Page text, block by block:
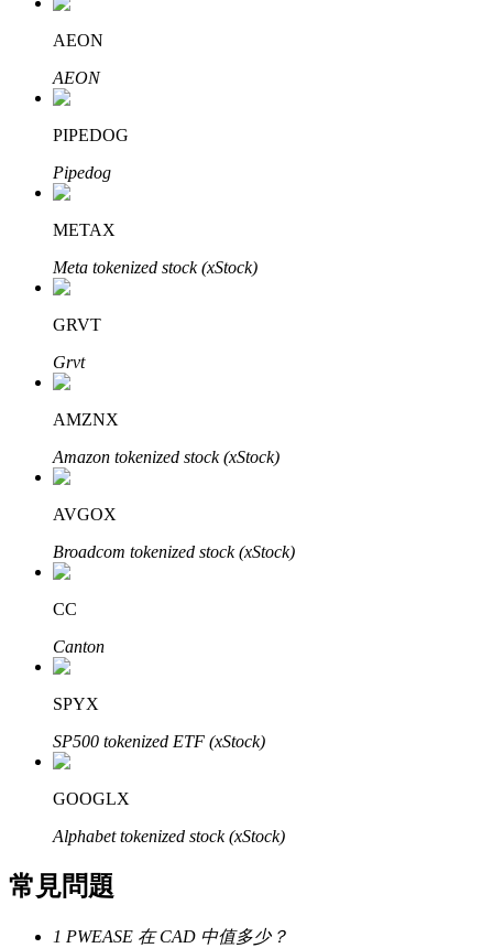
學習理財
了解如何賺取穩定收入
Bitrue AI
合夥人計劃
AEON
AEON
PIPEDOG
Pipedog
METAX
Meta tokenized stock (xStock)
GRVT
Grvt
AMZNX
Amazon tokenized stock (xStock)
AVGOX
Broadcom tokenized stock (xStock)
CC
Canton
SPYX
SP500 tokenized ETF (xStock)
GOOGLX
Alphabet tokenized stock (xStock)
常見問題
1 PWEASE 在 CAD 中值多少？